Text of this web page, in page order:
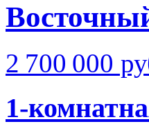
2 700 000
1-